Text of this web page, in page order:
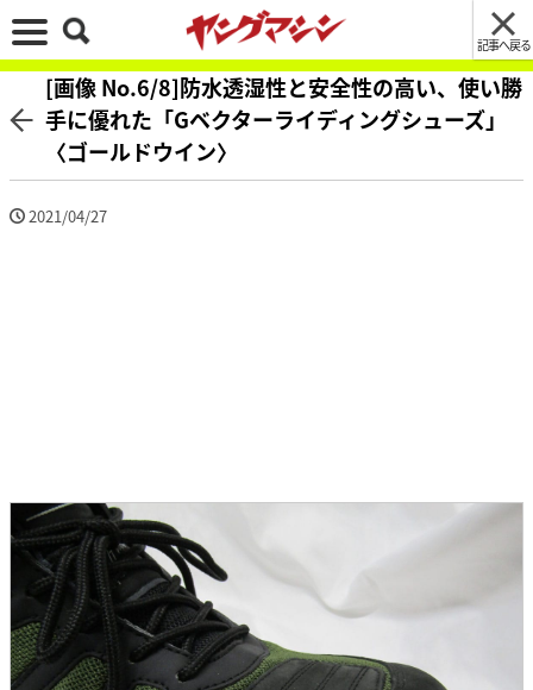
記事へ戻る
[画像 No.6/8]防水透湿性と安全性の高い、使い勝
手に優れた「Gベクターライディングシューズ」
〈ゴールドウイン〉
2021/04/27